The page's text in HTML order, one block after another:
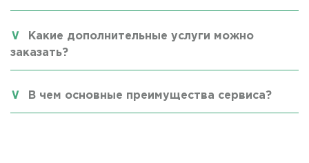
Какие дополнительные услуги можно
заказать?
В чем основные преимущества сервиса?